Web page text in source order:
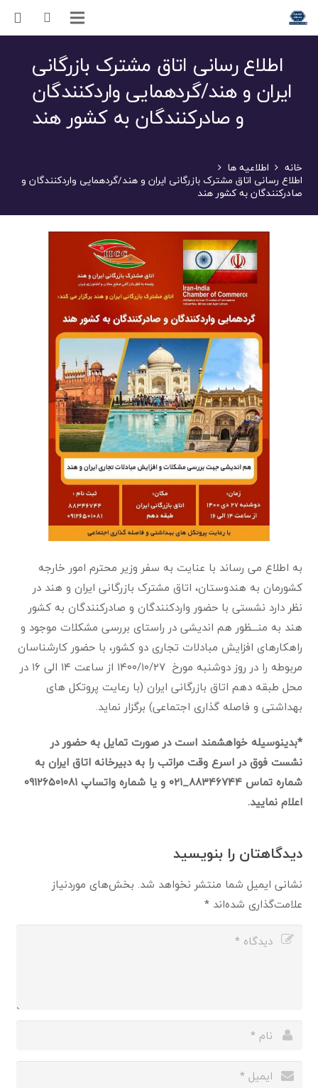
اطلاع رسانی اتاق مشترک بازرگانی
ایران و هند/گردهمایی واردکنندگان
و صادرکنندگان به کشور هند
خانه اطلاعیه ها
اطلاع رسانی اتاق مشترک بازرگانی ایران و هند/گردهمایی واردکنندگان و
صادرکنندگان به کشور هند
به اطلاع می رساند با عنایت به سفر وزیر محترم امور خارجه
کشورمان به هندوستان، اتاق مشترک بازرگانی ایران و هند در
نظر دارد نشستی با حضور واردکنندگان و صادرکنندگان به کشور
هند به منـــظور هم اندیشی در راستای بررسی مشکلات موجود و
راهکارهای افزایش مبادلات تجاری دو کشور، با حضور کارشناسان
مربوطه را در روز دوشنبه مورخ ۱۴۰۰/۱۰/۲۷ از ساعت ۱۴ الی ۱۶ در
محل طبقه دهم اتاق بازرگانی ایران (با رعایت پروتکل های
بهداشتی و فاصله گذاری اجتماعی) برگزار نماید.
*بدینوسیله خواهشمند است در صورت تمایل به حضور در
نشست فوق در اسرع وقت مراتب را به دبیرخانه اتاق ایران به
شماره تماس ۸۸۳۴۶۷۴۴_۰۲۱ و یا شماره واتساپ ۰۹۱۲۶۵۰۱۰۸۱
اعلام نمایید.
دیدگاهتان را بنویسید
نشانی ایمیل شما منتشر نخواهد شد. بخش‌های موردنیاز
علامت‌گذاری شده‌اند*